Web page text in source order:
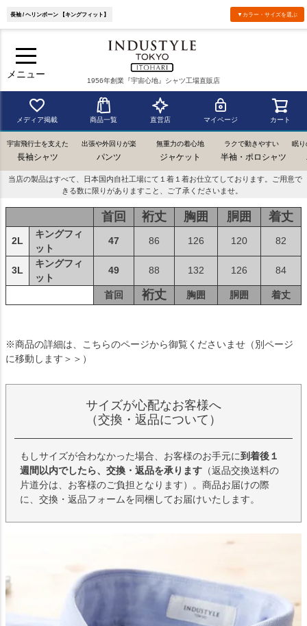
メニュー
1956年創業『宇宙心地』シャツ工場直販店
メディア掲載 商品一覧 直営店 マイページ カート
宇宙飛行士を支えた
長袖シャツ
出張や外回りが楽
パンツ
無重力の着心地
ジャケット
ラクで動きやすい
半袖・ポロシャツ
眠り
当店の製品はすべて、日本国内自社工場にて１着１着お仕立てしております。ご用意で
きる数に限りがありますこと、ご了承くださいませ。
長袖 / ヘリンボーン 【キングフィット】 ▼カラー・サイズを選ぶ
首回 裄丈 胸囲 胴囲 着丈
2L
キングフィ
ット
47 86 126 120 82
3L
キングフィ
ット
49 88 132 126 84
首回 裄丈 胸囲 胴囲 着丈
※商品の詳細は、こちらのページから御覧くださいませ（別ページ
に移動します＞＞）
サイズが心配なお客様へ
（交換・返品について）
もしサイズが合わなかった場合、お客様のお手元に到着後１
週間以内でしたら、交換・返品を承ります （返品交換送料の
片道分は、お客様のご負担となります）。商品お届けの際
に、交換・返品フォームを同梱してお届けいたします。